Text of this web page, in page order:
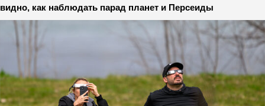
видно, как наблюдать парад планет и Персеиды